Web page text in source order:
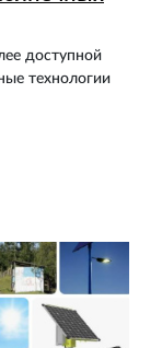
доступной
технологии